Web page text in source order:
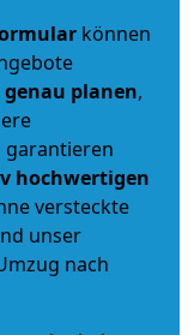
können
genau planen,
garantieren
hochwertigen
versteckte
unser
nach